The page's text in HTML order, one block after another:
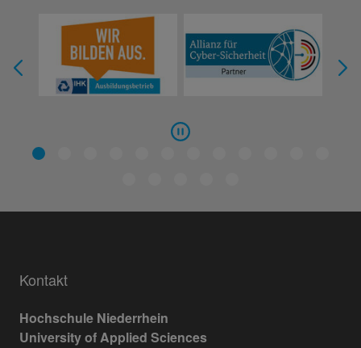
Kontakt
Hochschule Niederrhein
University of Applied Sciences